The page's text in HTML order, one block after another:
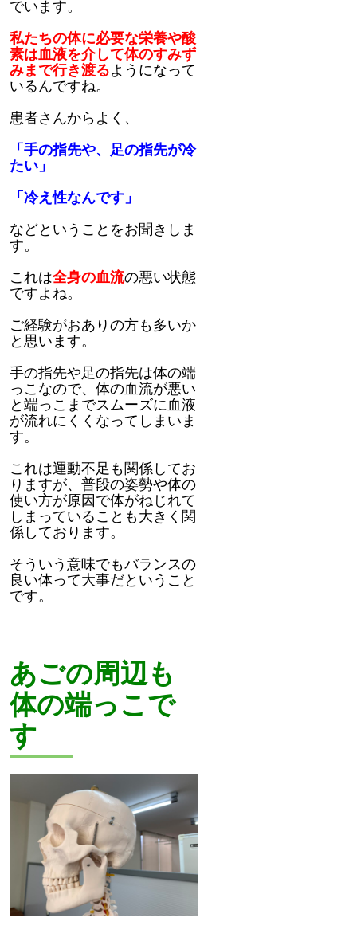
でいます。
私たちの体に必要な栄養や酸
素は血液を介して体のすみず
みまで行き渡るようになって
いるんですね。
患者さんからよく、
「手の指先や、足の指先が冷
たい」
「冷え性なんです」
などということをお聞きしま
す。
これは全身の血流の悪い状態
ですよね。
ご経験がおありの方も多いか
と思います。
手の指先や足の指先は体の端
っこなので、体の血流が悪い
と端っこまでスムーズに血液
が流れにくくなってしまいま
す。
これは運動不足も関係してお
りますが、普段の姿勢や体の
使い方が原因で体がねじれて
しまっていることも大きく関
係しております。
そういう意味でもバランスの
良い体って大事だということ
です。
あごの周辺も
体の端っこで
す